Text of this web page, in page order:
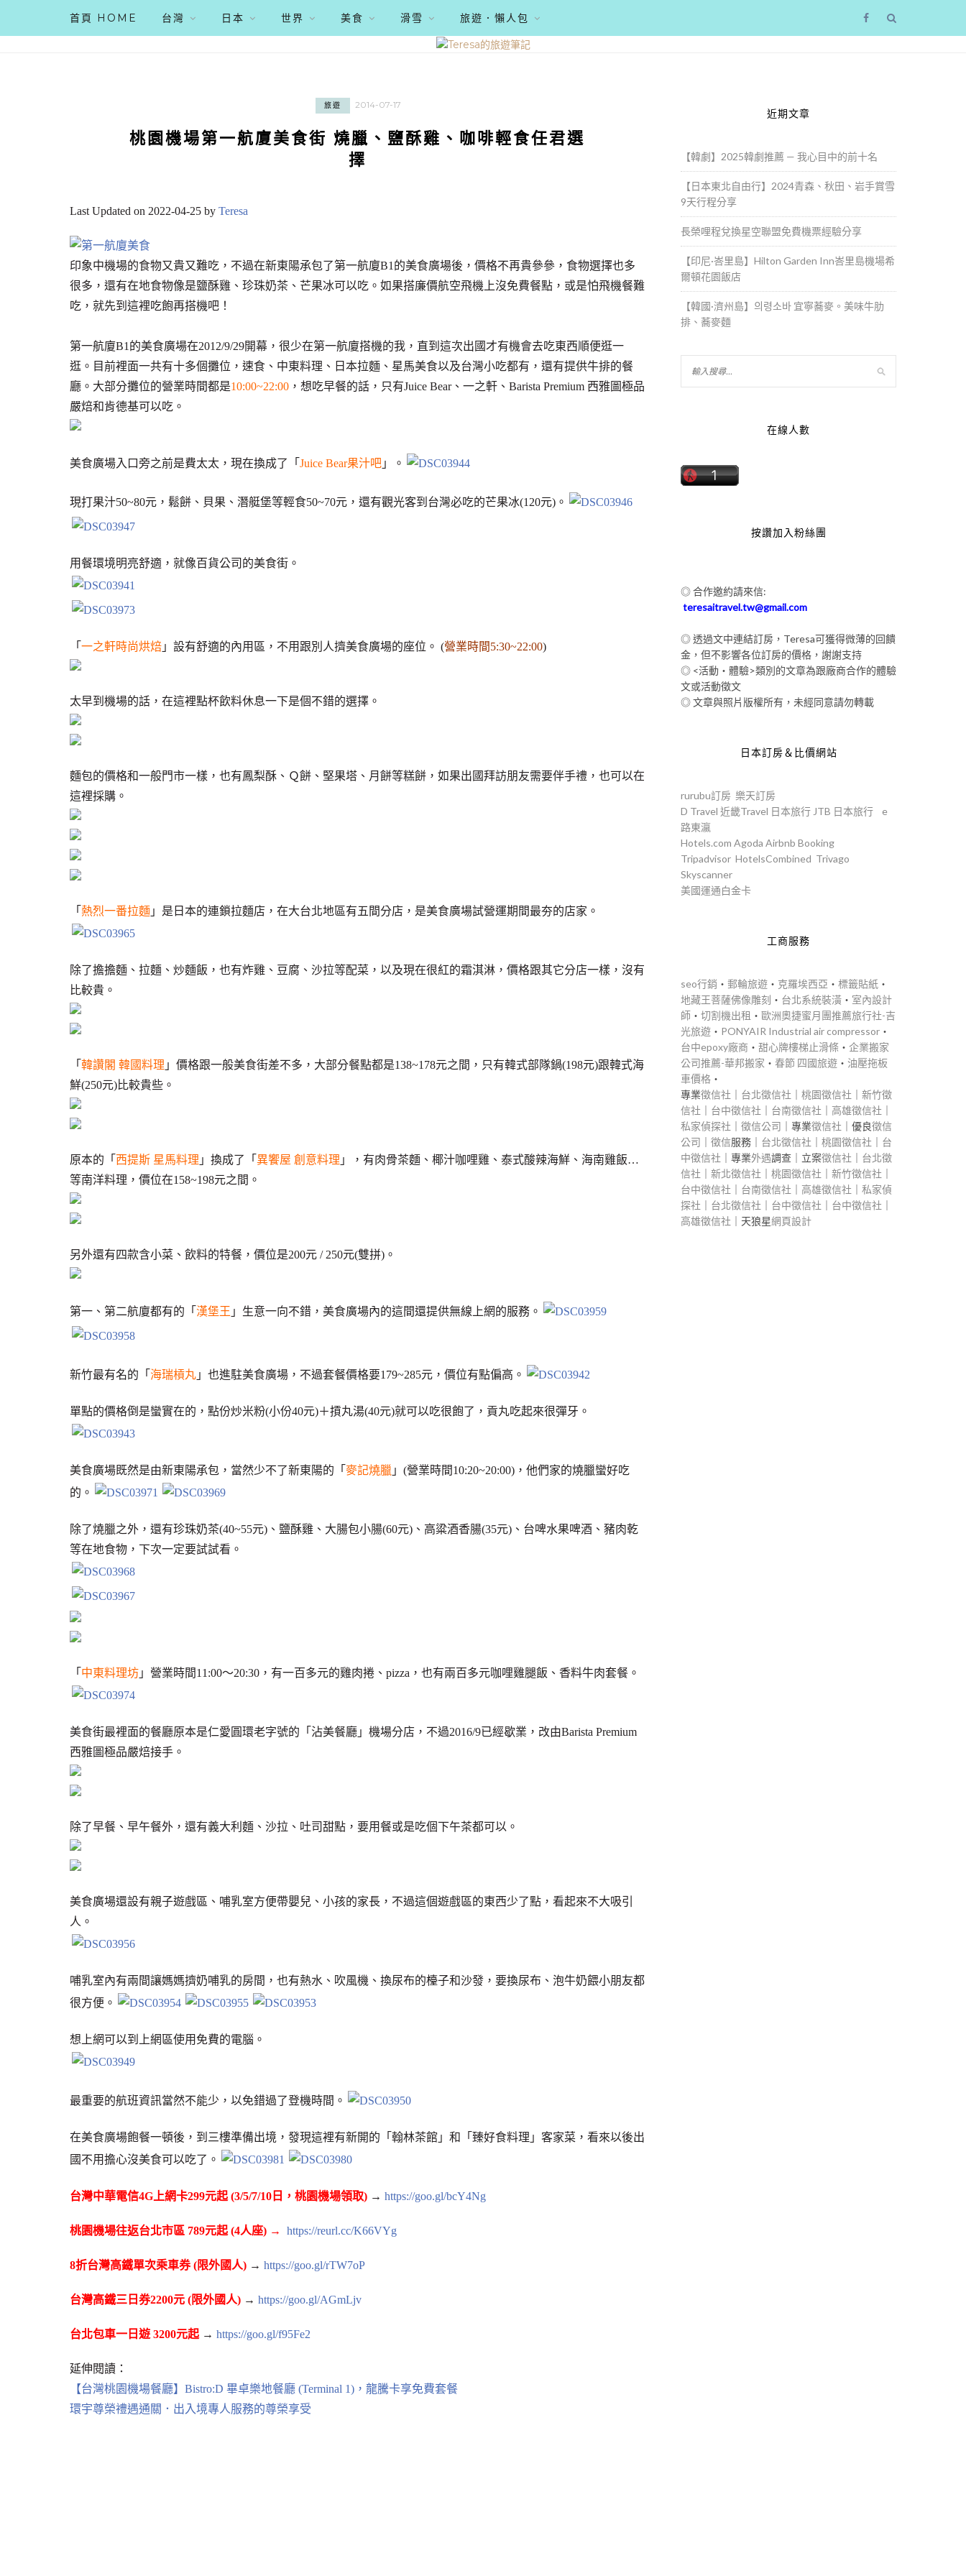
首頁 HOME 台灣 日本 世界 美食 滑雪 旅遊．懶人包
旅遊 2014-07-17
桃園機場第一航廈美食街 燒臘、鹽酥雞、咖啡輕食任君選
擇
Last Updated on 2022-04-25 by Teresa
印象中機場的食物又貴又難吃，不過在新東陽承包了第一航廈B1的美食廣場後，價格不再貴參參，食物選擇也多
很多，還有在地食物像是鹽酥雞、珍珠奶茶、芒果冰可以吃。如果搭廉價航空飛機上沒免費餐點，或是怕飛機餐難
吃，就先到這裡吃飽再搭機吧！
第一航廈B1的美食廣場在2012/9/29開幕，很少在第一航廈搭機的我，直到這次出國才有機會去吃東西順便逛一
逛。目前裡面一共有十多個攤位，速食、中東料理、日本拉麵、星馬美食以及台灣小吃都有，還有提供牛排的餐
廳。大部分攤位的營業時間都是10:00~22:00 ，想吃早餐的話，只有Juice Bear、一之軒、Barista Premium 西雅圖極品
嚴焙和肯德基可以吃。
美食廣場入口旁之前是費太太，現在換成了「 Juice Bear果汁吧 」。
現打果汁50~80元，鬆餅、貝果、潛艇堡等輕食50~70元，還有觀光客到台灣必吃的芒果冰(120元)。
用餐環境明亮舒適，就像百貨公司的美食街。
「 一之軒時尚烘焙 」設有舒適的內用區，不用跟別人擠美食廣場的座位。 (營業時間5:30~22:00)
太早到機場的話，在這裡點杯飲料休息一下是個不錯的選擇。
麵包的價格和一般門市一樣，也有鳳梨酥、Ｑ餅、堅果塔、月餅等糕餅，如果出國拜訪朋友需要伴手禮，也可以在
這裡採購。
「 熱烈一番拉麵 」是日本的連鎖拉麵店，在大台北地區有五間分店，是美食廣場試營運期間最夯的店家。
除了擔擔麵、拉麵、炒麵飯，也有炸雞、豆腐、沙拉等配菜，以及現在很紅的霜淇淋，價格跟其它分店一樣，沒有
比較貴。
「 韓讚閣 韓國料理 」價格跟一般美食街差不多，大部分餐點都是138~178元之間，只有韓式部隊鍋(198元)跟韓式海
鮮(250元)比較貴些。
原本的「 西提斯 星馬料理 」換成了「 異饗屋 創意料理 」，有肉骨茶麵、椰汁咖哩雞、泰式酸辣海鮮、海南雞飯…
等南洋料理，價位在158~198元之間。
另外還有四款含小菜、飲料的特餐，價位是200元 / 250元(雙拼)。
第一、第二航廈都有的「 漢堡王 」生意一向不錯，美食廣場內的這間還提供無線上網的服務。
新竹最有名的「 海瑞槓丸 」也進駐美食廣場，不過套餐價格要179~285元，價位有點偏高。
單點的價格倒是蠻實在的，點份炒米粉(小份40元)＋摃丸湯(40元)就可以吃很飽了，貢丸吃起來很彈牙。
美食廣場既然是由新東陽承包，當然少不了新東陽的「 麥記燒臘 」(營業時間10:20~20:00)，他們家的燒臘蠻好吃
的。
除了燒臘之外，還有珍珠奶茶(40~55元)、鹽酥雞、大腸包小腸(60元)、高粱酒香腸(35元)、台啤水果啤酒、豬肉乾
等在地食物，下次一定要試試看。
「 中東料理坊 」營業時間11:00～20:30，有一百多元的雞肉捲、pizza，也有兩百多元咖哩雞腿飯、香料牛肉套餐。
美食街最裡面的餐廳原本是仁愛圓環老字號的「沾美餐廳」機場分店，不過2016/9已經歇業，改由Barista Premium
西雅圖極品嚴焙接手。
除了早餐、早午餐外，還有義大利麵、沙拉、吐司甜點，要用餐或是吃個下午茶都可以。
美食廣場還設有親子遊戲區、哺乳室方便帶嬰兒、小孩的家長，不過這個遊戲區的東西少了點，看起來不大吸引
人。
哺乳室內有兩間讓媽媽擠奶哺乳的房間，也有熱水、吹風機、換尿布的檯子和沙發，要換尿布、泡牛奶餵小朋友都
很方便。
想上網可以到上網區使用免費的電腦。
最重要的航班資訊當然不能少，以免錯過了登機時間。
在美食廣場飽餐一頓後，到三樓準備出境，發現這裡有新開的「翰林茶館」和「臻好食料理」客家菜，看來以後出
國不用擔心沒美食可以吃了。
台灣中華電信4G上網卡299元起 (3/5/7/10日，桃園機場領取) → https://goo.gl/bcY4Ng
桃園機場往返台北市區 789元起 (4人座) → https://reurl.cc/K66VYg
8折台灣高鐵單次乘車券 (限外國人) → https://goo.gl/rTW7oP
台灣高鐵三日券2200元 (限外國人) → https://goo.gl/AGmLjv
台北包車一日遊 3200元起 → https://goo.gl/f95Fe2
延伸閱讀：
【台灣桃園機場餐廳】Bistro:D 畢卓樂地餐廳 (Terminal 1)，龍騰卡享免費套餐
環宇尊榮禮遇通關．出入境專人服務的尊榮享受
近期文章
【韓劇】2025韓劇推薦 — 我心目中的前十名
【日本東北自由行】2024青森、秋田、岩手賞雪
9天行程分享
長榮哩程兌換星空聯盟免費機票經驗分享
【印尼·峇里島】Hilton Garden Inn峇里島機場希
爾頓花園飯店
【韓國·濟州島】의령소바 宜寧蕎麥。美味牛肋
排、蕎麥麵
在線人數
按讚加入粉絲團
◎ 合作邀約請來信:
teresaitravel.tw@gmail.com
◎ 透過文中連結訂房，Teresa可獲得微薄的回饋
金，但不影響各位訂房的價格，謝謝支持
◎ <活動‧體驗>類別的文章為跟廠商合作的體驗
文或活動徵文
◎ 文章與照片版權所有，未經同意請勿轉載
日本訂房＆比價網站
rurubu訂房 樂天訂房
D Travel 近畿Travel 日本旅行 JTB 日本旅行
e
路東瀛
Hotels.com Agoda Airbnb Booking
Tripadvisor HotelsCombined Trivago
Skyscanner
美國運通白金卡
工商服務
seo行銷 ‧ 郵輪旅遊 ‧ 克羅埃西亞 ‧ 標籤貼紙 ‧
地藏王菩薩佛像雕刻 ‧ 台北系統裝潢 ‧ 室內設計
師 ‧ 切割機出租 ‧ 歐洲奧捷蜜月團推薦旅行社-吉
光旅遊 ‧ PONYAIR Industrial air compressor ‧
台中epoxy廠商 ‧ 甜心牌樓梯止滑條 ‧ 企業搬家
公司推薦-華邦搬家 ‧ 春節 四國旅遊 ‧ 油壓拖板
車價格 ‧
專業徵信社 台北徵信社 桃園徵信社
新竹徵
信社
台中徵信社 台南徵信社 高雄徵信社
私家偵探社
徵信公司 ｜專業徵信社 ｜優良徵信
公司
徵信服務｜ 台北徵信社 桃園徵信社
台
中徵信社 ｜專業外遇調查｜立案徵信社
台北徵
信社
新北徵信社 桃園徵信社 新竹徵信社
台中徵信社
台南徵信社 高雄徵信社
私家偵
探社
台北徵信社 台中徵信社 台中徵信社
高雄徵信社 ｜天狼星網頁設計